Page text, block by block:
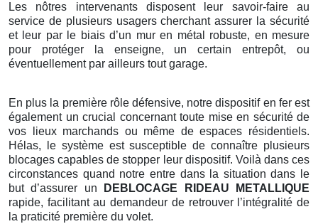
Les nôtres intervenants disposent leur savoir-faire au
service de plusieurs usagers cherchant assurer la sécurité
et leur par le biais d’un mur en métal robuste, en mesure
pour protéger la enseigne, un certain entrepôt, ou
éventuellement par ailleurs tout garage.
En plus la première rôle défensive, notre dispositif en fer est
également un crucial concernant toute mise en sécurité de
vos lieux marchands ou même de espaces résidentiels.
Hélas, le système est susceptible de connaître plusieurs
blocages capables de stopper leur dispositif. Voilà dans ces
circonstances quand notre entre dans la situation dans le
but d’assurer un
DEBLOCAGE RIDEAU METALLIQUE
rapide, facilitant au demandeur de retrouver l’intégralité de
la praticité première du volet.